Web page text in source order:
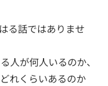
る話ではありませ
人が何人いるのか、
れくらいあるのか